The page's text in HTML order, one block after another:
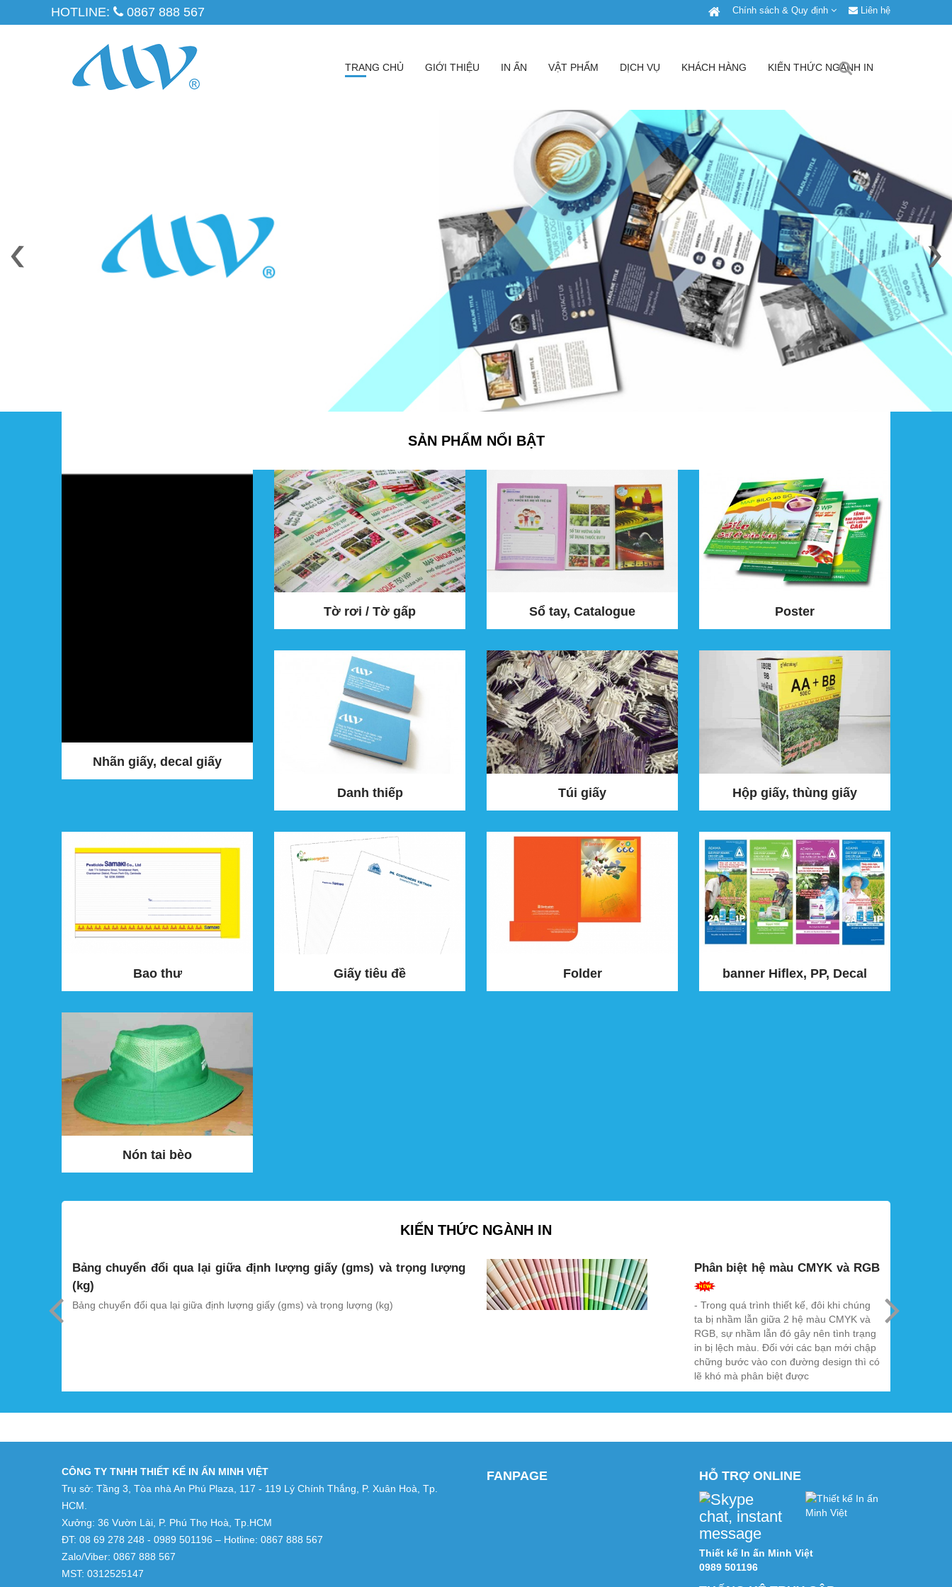
HOTLINE: 0867 888 567 Chính sách & Quy định Liên hệ
TRANG CHỦ GIỚI THIỆU IN ẤN VẬT PHẨM DỊCH VỤ KHÁCH HÀNG KIẾN THỨC NGÀNH IN
SẢN PHẨM NỔI BẬT
Nhãn giấy, decal giấy
Tờ rơi / Tờ gấp Sổ tay, Catalogue Poster
Danh thiếp Túi giấy Hộp giấy, thùng giấy
Bao thư Giấy tiêu đề Folder banner Hiflex, PP, Decal
Nón tai bèo
KIẾN THỨC NGÀNH IN
Bảng chuyển đổi qua lại giữa định lượng giấy (gms) và trọng lượng
(kg)
Bảng chuyển đổi qua lại giữa định lượng giấy (gms) và trọng lượng (kg)
Phân biệt hệ màu CMYK và RGB
- Trong quá trình thiết kế, đôi khi chúng
ta bị nhầm lẫn giữa 2 hệ màu CMYK và
RGB, sự nhầm lẫn đó gây nên tình trạng
in bị lệch màu. Đối với các bạn mới chập
chững bước vào con đường design thì có
lẽ khó mà phân biệt được
CÔNG TY TNHH THIẾT KẾ IN ẤN MINH VIỆT
Trụ sở: Tầng 3, Tòa nhà An Phú Plaza, 117 - 119 Lý Chính Thắng, P. Xuân Hoà, Tp.
HCM.
Xưởng: 36 Vườn Lài, P. Phú Thọ Hoà, Tp.HCM
ĐT: 08 69 278 248 - 0989 501196 – Hotline: 0867 888 567
Zalo/Viber: 0867 888 567
MST: 0312525147
FANPAGE HỖ TRỢ ONLINE
Thiết kế In ấn Minh Việt
0989 501196